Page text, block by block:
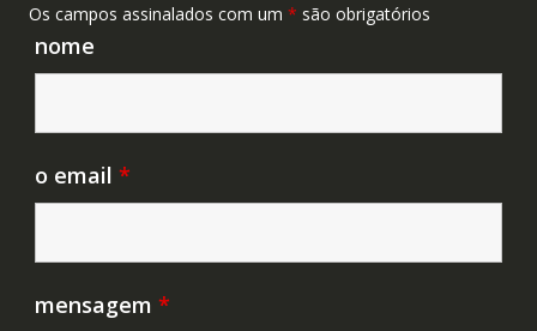
Os campos assinalados com um * são obrigatórios
nome
o email *
mensagem *